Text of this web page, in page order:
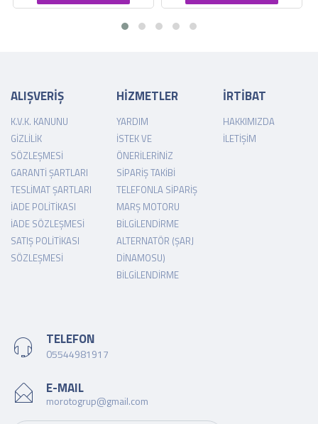
ALIŞVERİŞ
K.V.K. KANUNU
GIZLILIK
SÖZLEŞMESI
GARANTI ŞARTLARI
TESLIMAT ŞARTLARI
İADE POLITIKASI
İADE SÖZLEŞMESI
SATIŞ POLITIKASI
SÖZLEŞMESI
HİZMETLER
YARDIM
İSTEK VE
ÖNERILERINIZ
SIPARIŞ TAKIBI
TELEFONLA SIPARIŞ
MARŞ MOTORU
BILGILENDIRME
ALTERNATÖR (ŞARJ
DINAMOSU)
BILGILENDIRME
İRTİBAT
HAKKIMIZDA
İLETIŞIM
TELEFON
05544981917
E-MAIL
morotogrup@gmail.com